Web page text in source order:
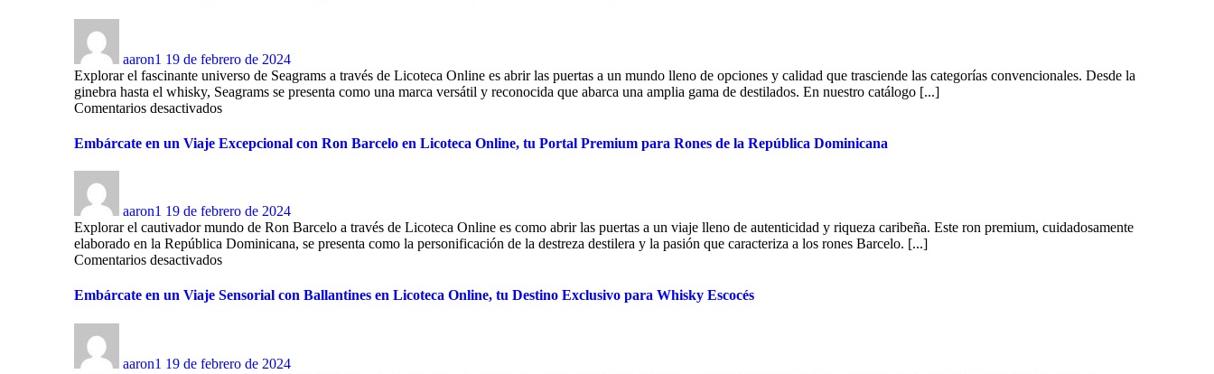
aaron1 19 de febrero de 2024
Explorar el fascinante universo de Seagrams a través de Licoteca Online es abrir las puertas a un mundo lleno de opciones y calidad que trasciende las categorías convencionales. Desde la
ginebra hasta el whisky, Seagrams se presenta como una marca versátil y reconocida que abarca una amplia gama de destilados. En nuestro catálogo [...]
Comentarios desactivados
Embárcate en un Viaje Excepcional con Ron Barcelo en Licoteca Online, tu Portal Premium para Rones de la República Dominicana
aaron1 19 de febrero de 2024
Explorar el cautivador mundo de Ron Barcelo a través de Licoteca Online es como abrir las puertas a un viaje lleno de autenticidad y riqueza caribeña. Este ron premium, cuidadosamente
elaborado en la República Dominicana, se presenta como la personificación de la destreza destilera y la pasión que caracteriza a los rones Barcelo. [...]
Comentarios desactivados
Embárcate en un Viaje Sensorial con Ballantines en Licoteca Online, tu Destino Exclusivo para Whisky Escocés
aaron1 19 de febrero de 2024